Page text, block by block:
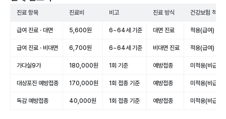
진료 항목 진료비 비고 진료 방식 건강보험 적용
급여 진료 · 대면 5,600원 6~64세 기준 대면 진료 적용(급여)
급여 진료 · 비대면 6,700원 6~64세 기준 비대면 진료 적용(급여)
가다실9가 180,000원 1회 기준 예방접종 미적용(비급여)
대상포진 예방접종 170,000원 1회 접종 기준 예방접종 미적용(비급여)
독감 예방접종 40,000원 1회 접종 기준 예방접종 미적용(비급여)